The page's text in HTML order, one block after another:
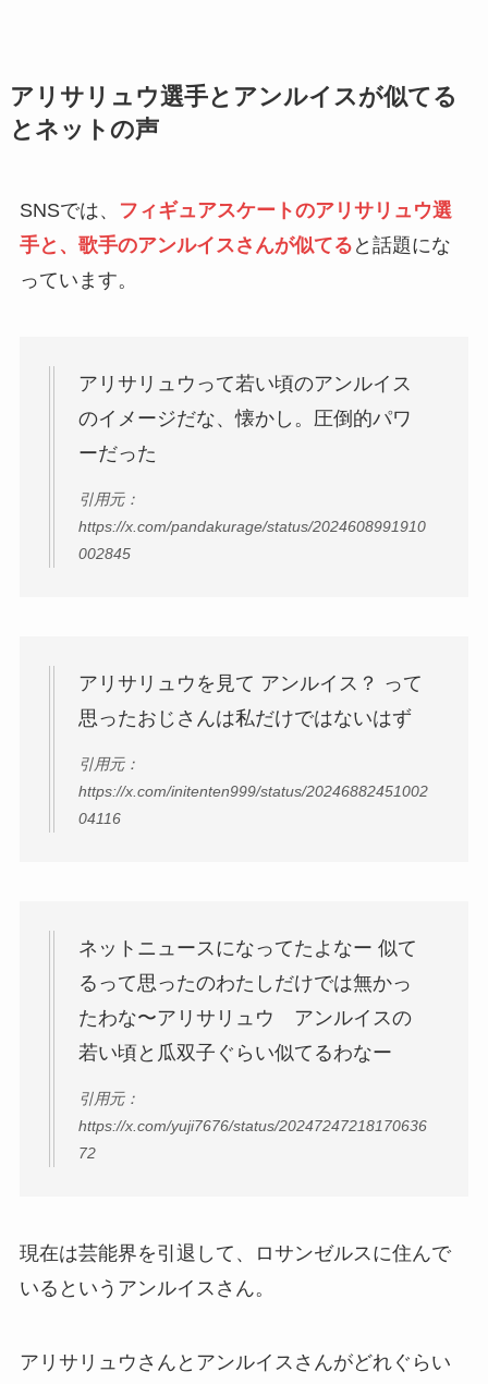
アリサリュウ選手とアンルイスが似てる
とネットの声
SNSでは、
フィギュアスケートのアリサリュウ選
手と、歌手のアンルイスさんが似てる と話題にな
っています。
アリサリュウって若い頃のアンルイス
のイメージだな、懐かし。圧倒的パワ
ーだった
引用元：
https://x.com/pandakurage/status/2024608991910
002845
アリサリュウを見て アンルイス？ って
思ったおじさんは私だけではないはず
引用元：
https://x.com/initenten999/status/20246882451002
04116
ネットニュースになってたよなー 似て
るって思ったのわたしだけでは無かっ
たわな〜アリサリュウ アンルイスの
若い頃と瓜双子ぐらい似てるわなー
引用元：
https://x.com/yuji7676/status/20247247218170636
72
現在は芸能界を引退して、ロサンゼルスに住んで
いるというアンルイスさん。
アリサリュウさんとアンルイスさんがどれぐらい